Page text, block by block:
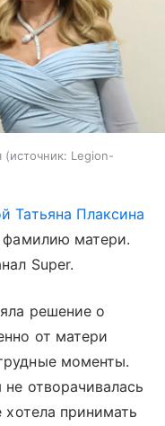
источник: Legion-
Татьяна Плаксина
фамилию матери.
Super.
решение о
от матери
моменты.
отворачивалась
принимать